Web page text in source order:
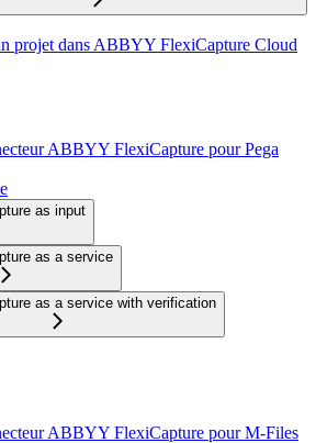
projet dans ABBYY FlexiCapture Cloud
ABBYY FlexiCapture pour Pega
as input
as a service
as a service with verification
ABBYY FlexiCapture pour M-Files